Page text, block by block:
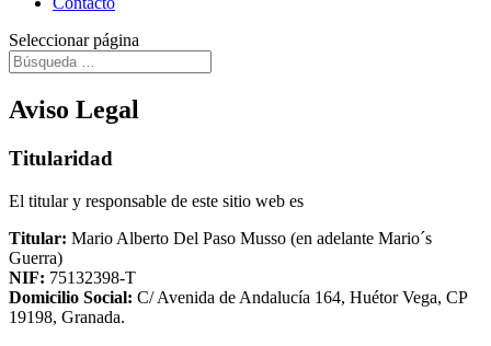
Seleccionar página
Aviso Legal
Titularidad
El titular y responsable de este sitio web es
Titular: Mario Alberto Del Paso Musso (en adelante Mario´s
Guerra)
NIF: 75132398-T
Domicilio Social: C/ Avenida de Andalucía 164, Huétor Vega, CP
19198, Granada.